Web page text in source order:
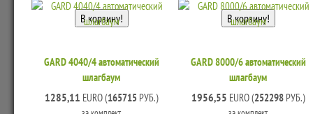
GARD 4040/4 автоматический
шлагбаум
1285,11 EURO (165715РУБ.)
GARD 8000/6 автоматический
шлагбаум
1956,55 EURO (252298РУБ.)